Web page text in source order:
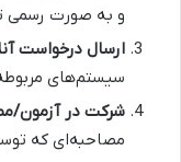
و به صورت رسمی
ارسال درخواست
سیستم‌های
شرکت در آزمون/
مصاحبه‌ای که